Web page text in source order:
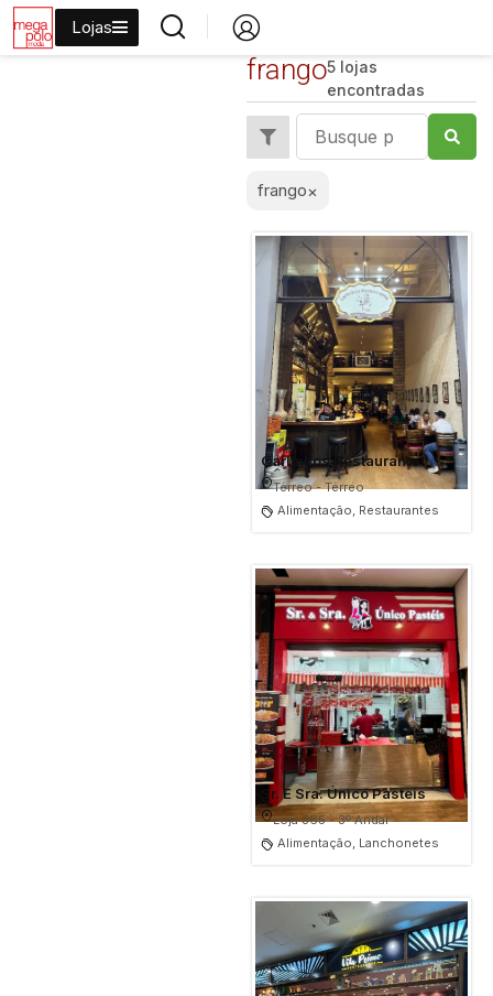
Lojas
frango5 lojas
encontradas
frango×
Carlinhos Restaurante
Térreo - Térreo
Alimentação, Restaurantes
Sr. E Sra. Único Pasteis
Loja 365 - 3º Andar
Alimentação, Lanchonetes